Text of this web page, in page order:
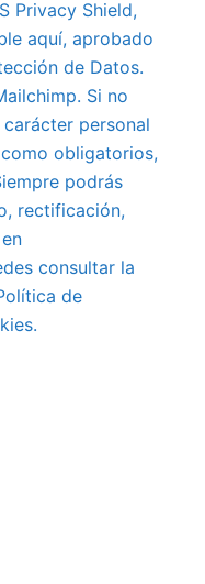
Privacy Shield,
aquí, aprobado
de Datos.
Si no
personal
obligatorios,
podrás
rectificación,
consultar la
de